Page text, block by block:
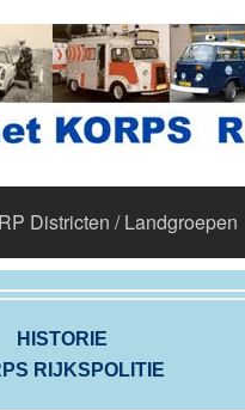
RP Districten / Landgroepen
HISTORIE
RIJKSPOLITIE